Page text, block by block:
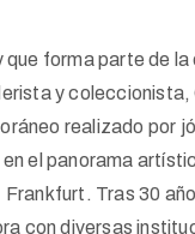
forma parte de
y coleccionista,
realizado por
el panorama
Tras 30
con diversas